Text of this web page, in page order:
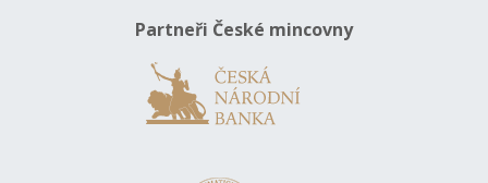
Partneři České mincovny